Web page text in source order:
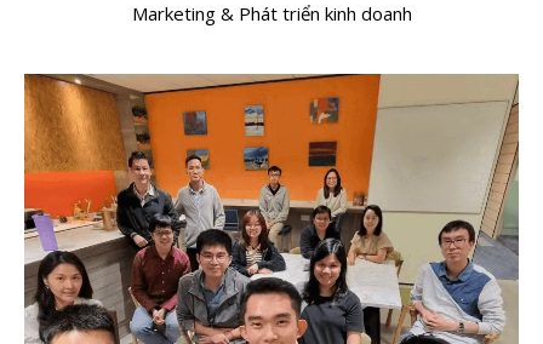
Marketing & Phát triển kinh doanh